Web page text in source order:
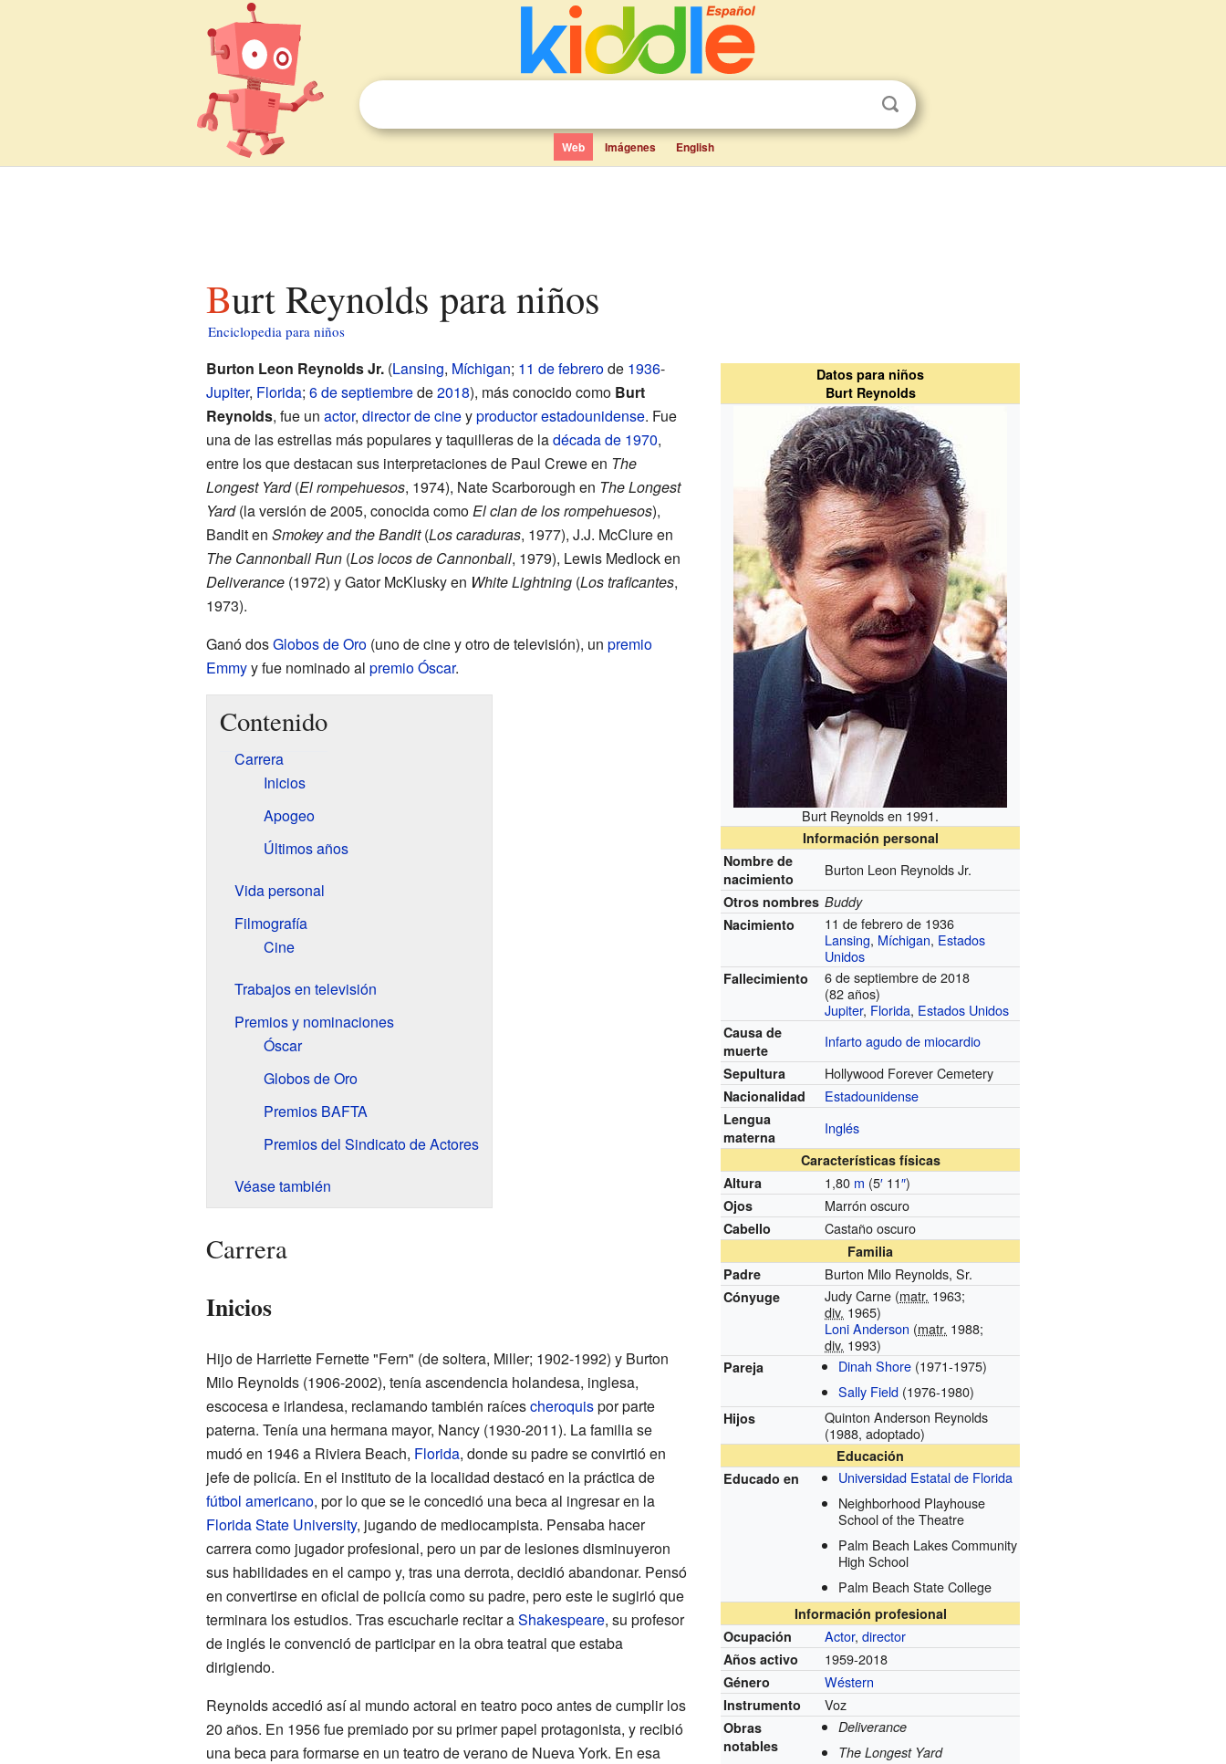
Web Imágenes English
Burt Reynolds para niños
Enciclopedia para niños
Datos para niños
Burt Reynolds
Burt Reynolds en 1991.
Información personal
Nombre de
nacimiento
Burton Leon Reynolds Jr.
Otros nombres Buddy
Nacimiento
11 de febrero de 1936
Lansing, Míchigan, Estados
Unidos
Fallecimiento
6 de septiembre de 2018
(82 años)
Jupiter, Florida, Estados Unidos
Causa de
muerte
Infarto agudo de miocardio
Sepultura Hollywood Forever Cemetery
Nacionalidad Estadounidense
Lengua
materna
Inglés
Características físicas
Altura
1,80 m (5′ 11″)
Ojos Marrón oscuro
Cabello Castaño oscuro
Familia
Padre
Burton Milo Reynolds, Sr.
Cónyuge Judy Carne (matr. 1963;
div. 1965)
Loni Anderson (matr. 1988;
div. 1993)
Pareja Dinah Shore (1971-1975)
Sally Field (1976-1980)
Hijos
Quinton Anderson Reynolds
(1988, adoptado)
Educación
Educado en
Universidad Estatal de Florida
Neighborhood Playhouse
School of the Theatre
Palm Beach Lakes Community
High School
Palm Beach State College
Información profesional
Ocupación
Actor,director
Años activo 1959-2018
Género Wéstern
Instrumento Voz
Obras
notables
Deliverance
The Longest Yard
Burton Leon Reynolds Jr.(Lansing, Míchigan; 11 de febrerode 1936-
Jupiter, Florida; 6 de septiembrede2018), más conocido como Burt
Reynolds, fue un actor, director de cineyproductorestadounidense. Fue
una de las estrellas más populares y taquilleras de ladécada de 1970,
entre los que destacan sus interpretaciones de Paul Crewe en The
Longest Yard(El rompehuesos, 1974), Nate Scarborough en The Longest
Yard(la versión de 2005, conocida comoEl clan de los rompehuesos),
Bandit en Smokey and the Bandit(Los caraduras, 1977), J.J. McClure en
The Cannonball Run(Los locos de Cannonball, 1979), Lewis Medlock en
Deliverance(1972) y Gator McKlusky en White Lightning(Los traficantes,
1973).
Ganó dosGlobos de Oro(uno de cine y otro de televisión), un premio
Emmyy fue nominado al premio Óscar.
Contenido
Carrera
Inicios
Apogeo
Últimos años
Vida personal
Filmografía
Cine
Trabajos en televisión
Premios y nominaciones
Óscar
Globos de Oro
Premios BAFTA
Premios del Sindicato de Actores
Véase también
Carrera
Inicios
Hijo de Harriette Fernette "Fern" (de soltera, Miller; 1902-1992) y Burton
Milo Reynolds (1906-2002), tenía ascendencia holandesa, inglesa,
escocesa e irlandesa, reclamando también raícescheroquispor parte
paterna. Tenía una hermana mayor, Nancy (1930-2011). La familia se
mudó en 1946 a Riviera Beach, Florida, donde su padre se convirtió en
jefe de policía. En el instituto de la localidad destacó en la práctica de
fútbol americano, por lo que se le concedió una beca al ingresar en la
Florida State University, jugando de mediocampista. Pensaba hacer
carrera como jugador profesional, pero un par de lesiones disminuyeron
sus habilidades en el campo y, tras una derrota, decidió abandonar. Pensó
en convertirse en oficial de policía como su padre, pero este le sugirió que
terminara los estudios. Tras escucharle recitar aShakespeare, su profesor
de inglés le convenció de participar en la obra teatral que estaba
dirigiendo.
Reynolds accedió así al mundo actoral en teatro poco antes de cumplir los
20 años. En 1956 fue premiado por su primer papel protagonista, y recibió
una beca para formarse en un teatro de verano de Nueva York. En esa